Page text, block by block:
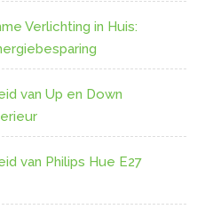
Verlichting in Huis:
van Up en Down
van Philips Hue E27